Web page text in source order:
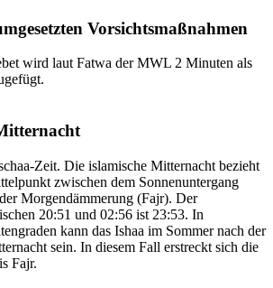
Vorsichtsmaßnahmen
wird laut Fatwa der MWL 2 Minuten als
Zeit. Die islamische Mitternacht bezieht
zwischen dem Sonnenuntergang
Morgendämmerung (Fajr). Der
20:51 und 02:56 ist 23:53. In
kann das Ishaa im Sommer nach der
sein. In diesem Fall erstreckt sich die
Fajr.